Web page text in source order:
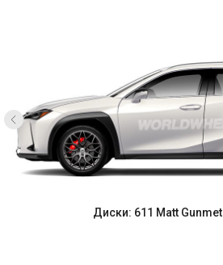
Диски: 611 Matt